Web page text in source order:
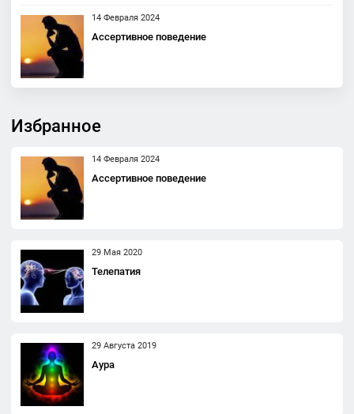
14 Февраля 2024
Ассертивное поведение
Избранное
14 Февраля 2024
Ассертивное поведение
29 Мая 2020
Телепатия
29 Августа 2019
Аура